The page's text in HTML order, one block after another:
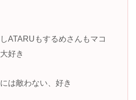
ATARUもするめさんもマコ
好き
は敵わない、好き